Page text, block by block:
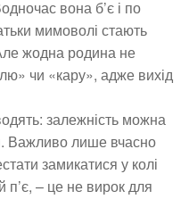
вона б’є і по
мимоволі стають
жодна родина не
чи «кару», адже вихід
залежність можна
Важливо лише вчасно
замикатися у колі
п’є, – це не вирок для